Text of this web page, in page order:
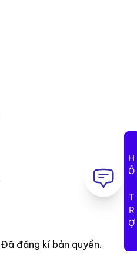
Đã đăng kí bản quyền.
HỖ TRỢ